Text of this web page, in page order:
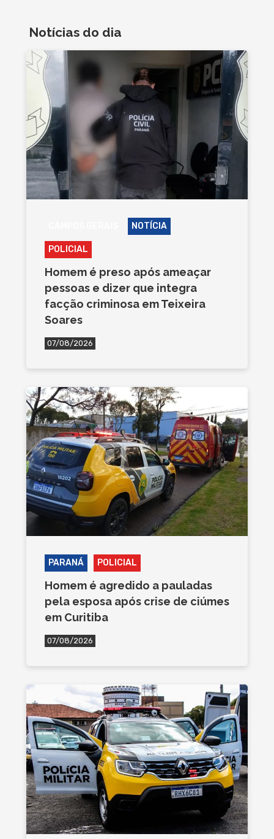
Notícias do dia
NOTÍCIA
POLICIAL
Homem é preso após ameaçar
pessoas e dizer que integra
facção criminosa em Teixeira
Soares
07/08/2026
PARANÁ POLICIAL
Homem é agredido a pauladas
pela esposa após crise de ciúmes
em Curitiba
07/08/2026